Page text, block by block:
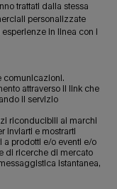
trattati dalla stessa
personalizzate
in linea con i
comunicazioni.
attraverso il link che
il servizio
riconducibili ai marchi
inviarti e mostrarti
a prodotti e/o eventi e/o
di ricerche di mercato
istantanea,